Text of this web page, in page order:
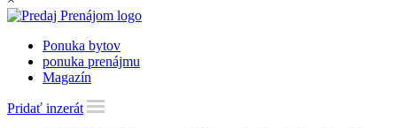
Ponuka bytov
ponuka prenájmu
Magazín
Pridať inzerát